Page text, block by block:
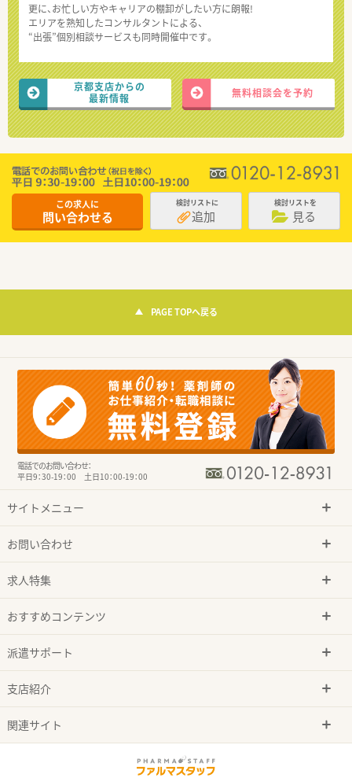
更に、お忙しい方やキャリアの棚卸がしたい方に朗報!
エリアを熟知したコンサルタントによる、
“出張”個別相談サービスも同時開催中です。
京都支店からの
最新情報
無料相談会を予約
この求人に
問い合わせる
検討リストに
追加
検討リストを
見る
PAGE TOPへ戻る
電話でのお問い合わせ：
平日9：30-19：00 土日10：00-19：00
サイトメニュー
お問い合わせ
求人特集
おすすめコンテンツ
派遣サポート
支店紹介
関連サイト